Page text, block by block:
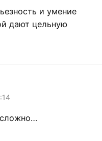
и умение
дают цельную